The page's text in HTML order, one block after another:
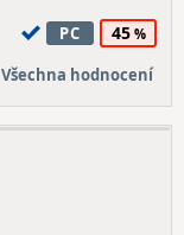
PC 45
Všechna hodnocení